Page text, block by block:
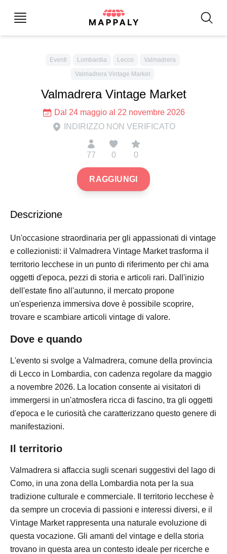
Eventi Lombardia Lecco
Valmadrera
Valmadrera Vintage Market
Valmadrera Vintage Market
Dal 24 maggio al 22 novembre 2026
INDIRIZZO NON VERIFICATO
77 0 0
RAGGIUNGI
Descrizione
Un'occasione straordinaria per gli appassionati di vintage
e collezionisti: il Valmadrera Vintage Market trasforma il
territorio lecchese in un punto di riferimento per chi ama
oggetti d'epoca, pezzi di storia e articoli rari. Dall'inizio
dell'estate fino all'autunno, il mercato propone
un'esperienza immersiva dove è possibile scoprire,
trovare e scambiare articoli vintage di valore.
Dove e quando
L'evento si svolge a Valmadrera, comune della provincia
di Lecco in Lombardia, con cadenza regolare da maggio
a novembre 2026. La location consente ai visitatori di
immergersi in un'atmosfera ricca di fascino, tra gli oggetti
d'epoca e le curiosità che caratterizzano questo genere di
manifestazioni.
Il territorio
Valmadrera si affaccia sugli scenari suggestivi del lago di
Como, in una zona della Lombardia nota per la sua
tradizione culturale e commerciale. Il territorio lecchese è
da sempre un crocevia di passioni e interessi diversi, e il
Vintage Market rappresenta una naturale evoluzione di
questa vocazione. Gli amanti del vintage e della storia
trovano in questa area un contesto ideale per ricerche e